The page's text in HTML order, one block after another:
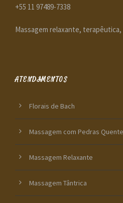
+55 11 97489-7338
Massagem relaxante,
ATENDIMENTOS
Florais de Bach
Massagem com Pedras
Massagem Relaxante
Massagem Tântrica